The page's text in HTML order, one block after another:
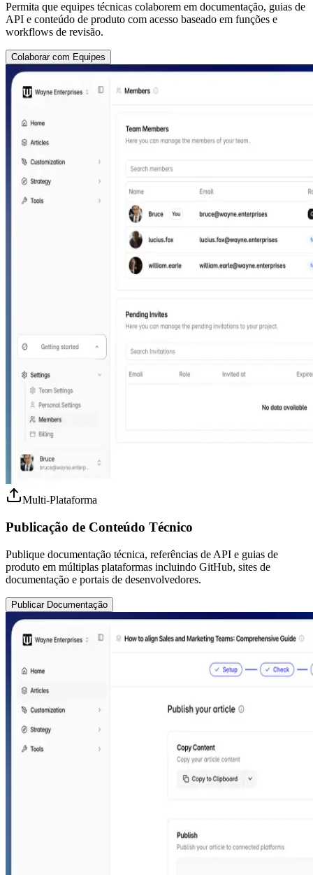
Permita que equipes técnicas colaborem em documentação, guias de
API e conteúdo de produto com acesso baseado em funções e
workflows de revisão.
Colaborar com Equipes
Multi-Plataforma
Publicação de Conteúdo Técnico
Publique documentação técnica, referências de API e guias de
produto em múltiplas plataformas incluindo GitHub, sites de
documentação e portais de desenvolvedores.
Publicar Documentação